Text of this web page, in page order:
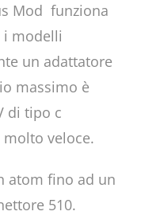
Mod funziona
i modelli
un adattatore
massimo è
di tipo c
veloce.
atom fino ad un
510.